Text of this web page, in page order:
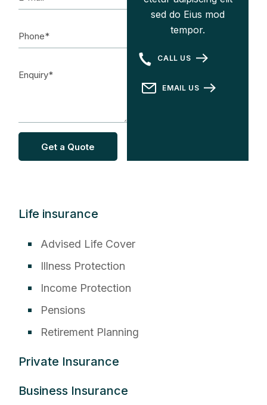
Get a Quote
sed do Eius mod
tempor.
CALL US
EMAIL US
Life insurance
Advised Life Cover
Illness Protection
Income Protection
Pensions
Retirement Planning
Private Insurance
Business Insurance